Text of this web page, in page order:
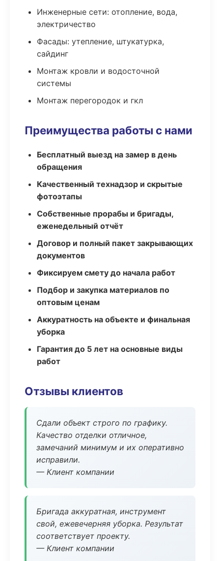
Инженерные сети: отопление, вода,
электричество
Фасады: утепление, штукатурка,
сайдинг
Монтаж кровли и водосточной
системы
Монтаж перегородок и гкл
Преимущества работы с нами
Бесплатный выезд на замер в день
обращения
Качественный технадзор и скрытые
фотоэтапы
Собственные прорабы и бригады,
еженедельный отчёт
Договор и полный пакет закрывающих
документов
Фиксируем смету до начала работ
Подбор и закупка материалов по
оптовым ценам
Аккуратность на объекте и финальная
уборка
Гарантия до 5 лет на основные виды
работ
Отзывы клиентов
Сдали объект строго по графику.
Качество отделки отличное,
замечаний минимум и их оперативно
исправили.
— Клиент компании
Бригада аккуратная, инструмент
свой, ежевечерняя уборка. Результат
соответствует проекту.
— Клиент компании